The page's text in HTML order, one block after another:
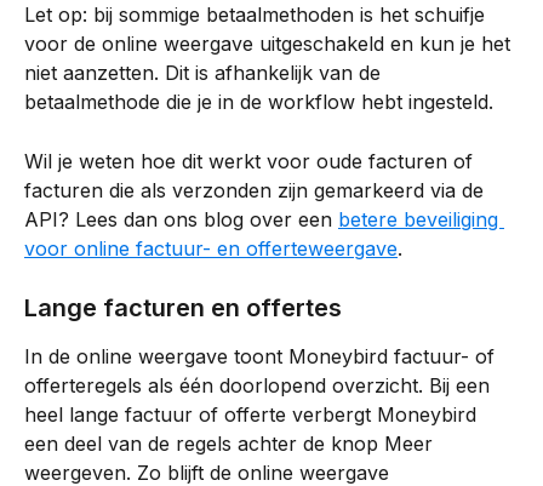
Let op: bij sommige betaalmethoden is het schuifje
voor de online weergave uitgeschakeld en kun je het
niet aanzetten. Dit is afhankelijk van de
betaalmethode die je in de workflow hebt ingesteld.
Wil je weten hoe dit werkt voor oude facturen of
facturen die als verzonden zijn gemarkeerd via de
API? Lees dan ons blog over een betere beveiliging
voor online factuur- en offerteweergave.
Lange facturen en offertes
In de online weergave toont Moneybird factuur- of
offerteregels als één doorlopend overzicht. Bij een
heel lange factuur of offerte verbergt Moneybird
een deel van de regels achter de knop Meer
weergeven. Zo blijft de online weergave